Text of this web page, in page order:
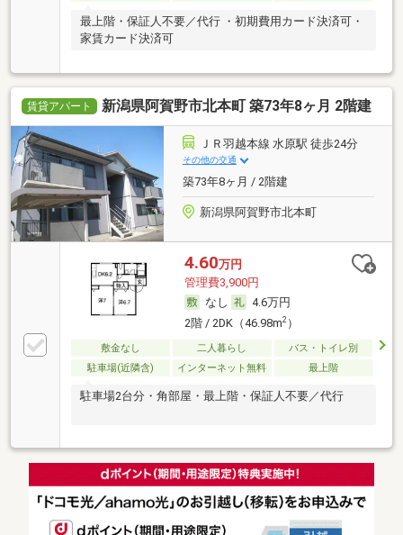
最上階・保証人不要／代行 ・初期費用カード決済可・
家賃カード決済可
賃貸アパート 新潟県阿賀野市北本町 築73年8ヶ月 2階建
ＪＲ羽越本線 水原駅 徒歩24分
その他の交通
築73年8ヶ月 / 2階建
新潟県阿賀野市北本町
4.60万円
管理費3,900円
なし
4.6万円
2階 / 2DK（46.98m2）
敷金なし 二人暮らし
バス・トイレ別
駐車場(近隣含)
インターネット無料 最上階
駐車場2台分・角部屋・最上階・保証人不要／代行